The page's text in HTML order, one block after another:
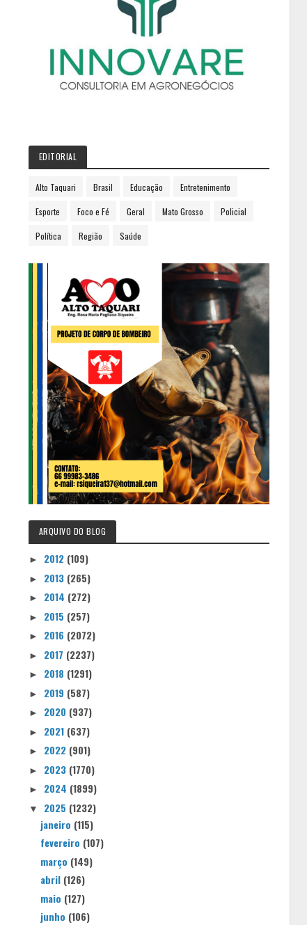
EDITORIAL
Alto Taquari Brasil Educação Entretenimento
Esporte Foco e Fé Geral Mato Grosso Policial
Política Região Saúde
ARQUIVO DO BLOG
► 2012 (109)
► 2013 (265)
► 2014 (272)
► 2015 (257)
► 2016 (2072)
► 2017 (2237)
► 2018 (1291)
► 2019 (587)
► 2020 (937)
► 2021 (637)
► 2022 (901)
► 2023 (1770)
► 2024 (1899)
▼ 2025 (1232)
janeiro (115)
fevereiro (107)
março (149)
abril (126)
maio (127)
junho (106)